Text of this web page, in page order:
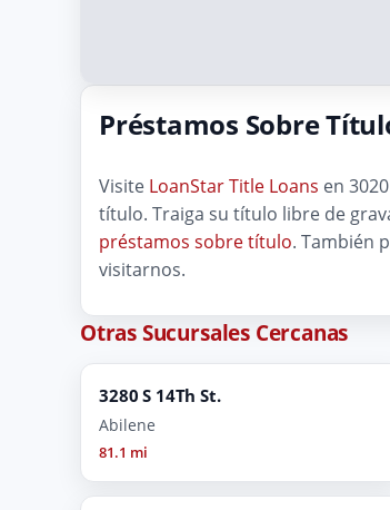
Préstamos Sobre
Visite LoanStar Title Loans en
título. Traiga su título libre de
préstamos sobre título. También
visitarnos.
Otras Sucursales Cercanas
3280 S 14Th St.
Abilene
81.1 mi